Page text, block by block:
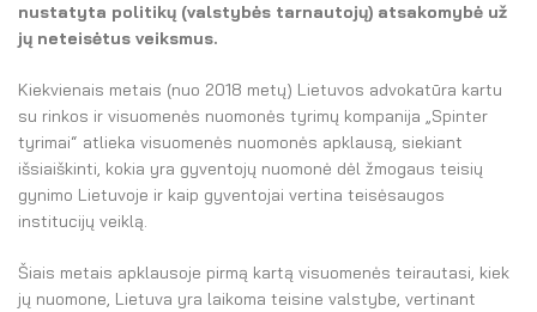
FR
nustatyta politikų (valstybės tarnautojų) atsakomybė už
jų neteisėtus veiksmus.
Kiekvienais metais (nuo 2018 metų) Lietuvos advokatūra kartu
su rinkos ir visuomenės nuomonės tyrimų kompanija „Spinter
tyrimai“ atlieka visuomenės nuomonės apklausą, siekiant
išsiaiškinti, kokia yra gyventojų nuomonė dėl žmogaus teisių
gynimo Lietuvoje ir kaip gyventojai vertina teisėsaugos
institucijų veiklą.
Šiais metais apklausoje pirmą kartą visuomenės teirautasi, kiek
jų nuomone, Lietuva yra laikoma teisine valstybe, vertinant